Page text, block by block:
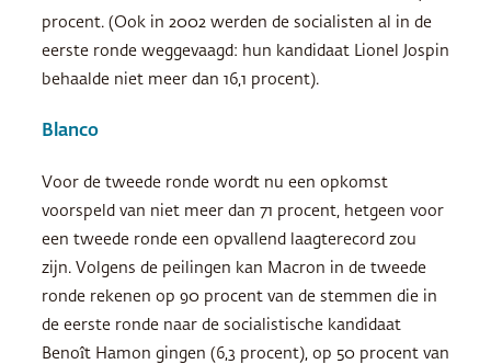
procent. (Ook in 2002 werden de socialisten al in de
eerste ronde weggevaagd: hun kandidaat Lionel Jospin
behaalde niet meer dan 16,1 procent).
Blanco
Voor de tweede ronde wordt nu een opkomst
voorspeld van niet meer dan 71 procent, hetgeen voor
een tweede ronde een opvallend laagterecord zou
zijn. Volgens de peilingen kan Macron in de tweede
ronde rekenen op 90 procent van de stemmen die in
de eerste ronde naar de socialistische kandidaat
Benoît Hamon gingen (6,3 procent), op 50 procent van